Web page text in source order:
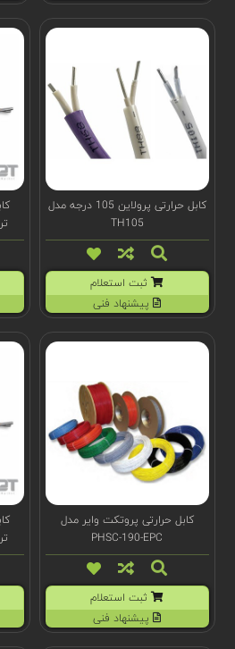
کابل حرارتی پرولاین 105 درجه مدل
TH105
ثبت استعلام
پیشنهاد فنی
کابل حرارتی پروتکت وایر مدل
PHSC-190-EPC
ثبت استعلام
پیشنهاد فنی